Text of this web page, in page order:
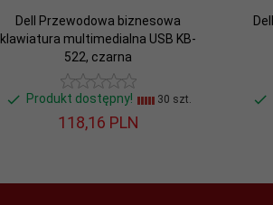
Dell Przewodowa biznesowa
klawiatura multimedialna USB KB-
522, czarna
Produkt dostępny! 30 szt.
118,16 PLN